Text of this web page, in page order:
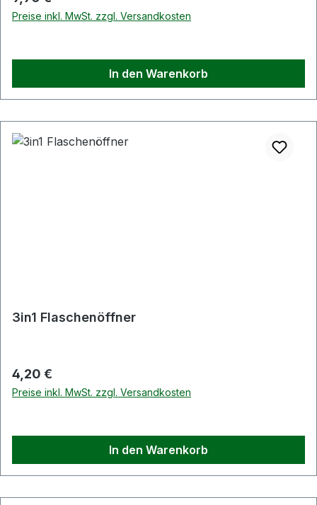
Preise inkl. MwSt. zzgl. Versandkosten
In den Warenkorb
3in1 Flaschenöffner
Regulärer Preis:
4,20 €
Preise inkl. MwSt. zzgl. Versandkosten
In den Warenkorb